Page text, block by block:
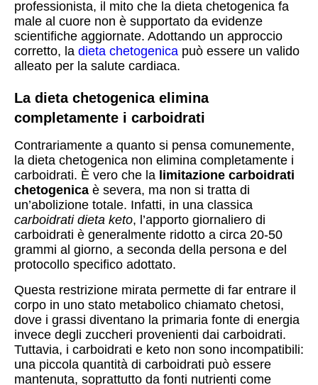
professionista, il mito che la dieta chetogenica fa
male al cuore non è supportato da evidenze
scientifiche aggiornate. Adottando un approccio
corretto, la dieta chetogenica può essere un valido
alleato per la salute cardiaca.
La dieta chetogenica elimina
completamente i carboidrati
Contrariamente a quanto si pensa comunemente,
la dieta chetogenica non elimina completamente i
carboidrati. È vero che la limitazione carboidrati
chetogenica è severa, ma non si tratta di
un’abolizione totale. Infatti, in una classica
carboidrati dieta keto, l’apporto giornaliero di
carboidrati è generalmente ridotto a circa 20-50
grammi al giorno, a seconda della persona e del
protocollo specifico adottato.
Questa restrizione mirata permette di far entrare il
corpo in uno stato metabolico chiamato chetosi,
dove i grassi diventano la primaria fonte di energia
invece degli zuccheri provenienti dai carboidrati.
Tuttavia, i carboidrati e keto non sono incompatibili:
una piccola quantità di carboidrati può essere
mantenuta, soprattutto da fonti nutrienti come